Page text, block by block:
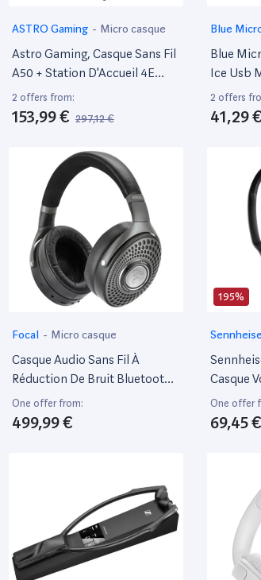
ASTRO Gaming - Micro casque
Astro Gaming, Casque Sans Fil
A50 + Station D'Accueil 4E
Génération Avec Son Dolby
Audio/Dolby Atmos -
Compatible Xbox One, PC,
Mac - Noir/Or
2 offers from:
153,99 € 297,12 €
Blue
casque
Blue
Ice Usb
En
Capsule
Plug
2 offers
41,29 €
Focal - Micro casque
Casque Audio Sans Fil À
Réduction De Bruit Bluetooth
Focal Bathys Noir
One offer from:
499,99 €
195%
Casque
PC /
One offer
69,45 €